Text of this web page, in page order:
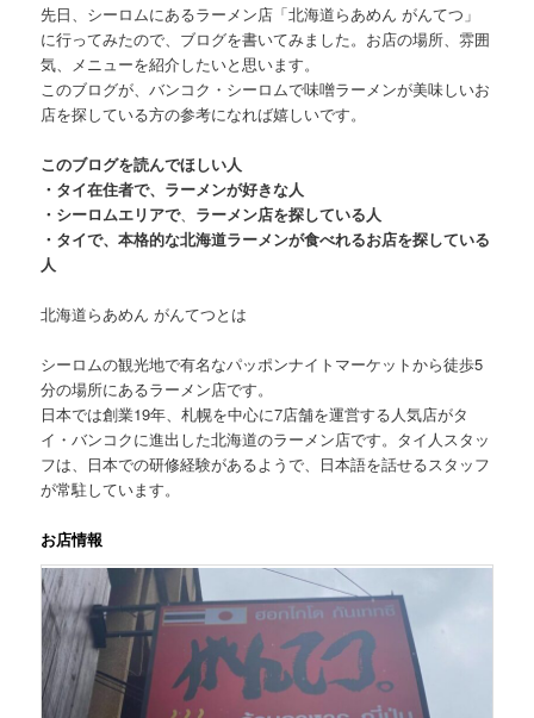
先日、 シーロムにあるラーメン店「北海道らあめん がんてつ」
に行ってみたので、ブログを書いてみました。お店の場所、雰囲
気、メニューを紹介したいと思います。
このブログが、バンコク・シーロムで味噌ラーメンが美味しいお
店を探している方の参考になれば嬉しいです。
このブログを読んでほしい人
・タイ在住者で、ラーメンが好きな人
・シーロムエリアで、 ラーメン店を探している人
・タイで、本格的な北海道ラーメンが食べれるお店を探している
人
北海道らあめん がんてつとは
シーロムの観光地で有名なパッポンナイトマーケットから徒歩5
分の場所にあるラーメン店です。
日本では創業19年、札幌を中心に7店舗を運営する人気店がタ
イ・バンコクに進出した北海道のラーメン店です。タイ人スタッ
フは、日本での研修経験があるようで、日本語を話せるスタッフ
が常駐しています。
お店情報